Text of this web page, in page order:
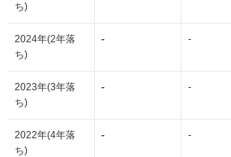
ち)
2024年(2年落
ち)
- -
2023年(3年落
ち)
- -
2022年(4年落
ち)
- -